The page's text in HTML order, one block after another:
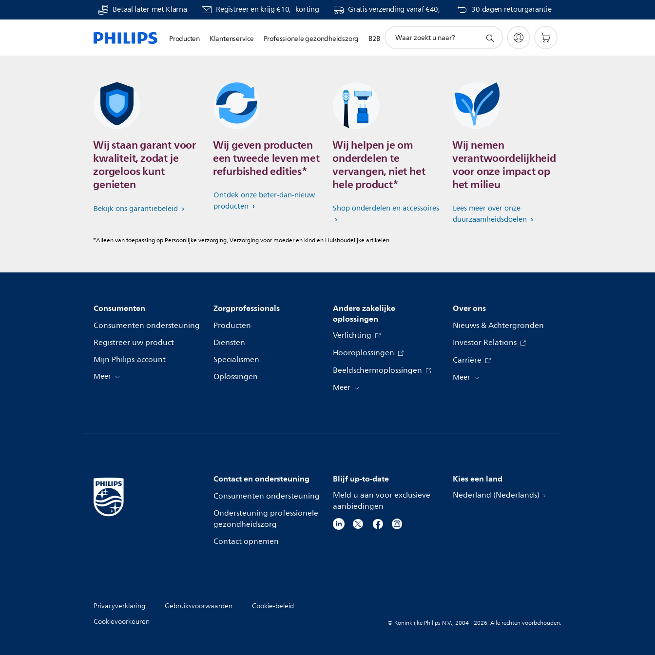
Betaal later met Klarna Registreer en krijg €10,- korting Gratis verzending vanaf €40,- 30 dagen retourgarantie
Producten Klantenservice Professionele gezondheidszorg B2B
zoeken
Wij staan garant voor
kwaliteit, zodat je
zorgeloos kunt
genieten
Bekijk ons garantiebeleid
Wij geven producten
een tweede leven met
refurbished edities*
Ontdek onze beter-dan-nieuw
producten
Wij helpen je om
onderdelen te
vervangen, niet het
hele product*
Shop onderdelen en accessoires
Wij nemen
verantwoordelijkheid
voor onze impact op
het milieu
Lees meer over onze
duurzaamheidsdoelen
*Alleen van toepassing op Persoonlijke verzorging, Verzorging voor moeder en kind en Huishoudelijke artikelen.
Consumenten
Consumenten ondersteuning
Registreer uw product
Mijn Philips-account
Meer
Zorgprofessionals
Producten
Diensten
Specialismen
Oplossingen
Andere zakelijke
oplossingen
Verlichting
Hooroplossingen
Beeldschermoplossingen
Meer
Over ons
Nieuws & Achtergronden
Investor Relations
Carrière
Meer
Contact en ondersteuning
Consumenten ondersteuning
Ondersteuning professionele
gezondheidszorg
Contact opnemen
Blijf up-to-date
Meld u aan voor exclusieve
aanbiedingen
Kies een land
Nederland (Nederlands)
Privacyverklaring Gebruiksvoorwaarden
Cookie-beleid
Cookievoorkeuren
© Koninklijke Philips N.V., 2004 - 2026. Alle rechten voorbehouden.